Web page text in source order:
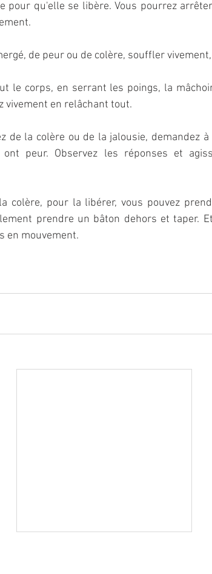
pour qu'elle se libère. Vous pourrez
de peur ou de colère, souffler
le corps, en serrant les poings, la
vivement en relâchant tout.
de la colère ou de la jalousie, demandez
peur. Observez les réponses et
colère, pour la libérer, vous pouvez
prendre un bâton dehors et taper.
en mouvement.